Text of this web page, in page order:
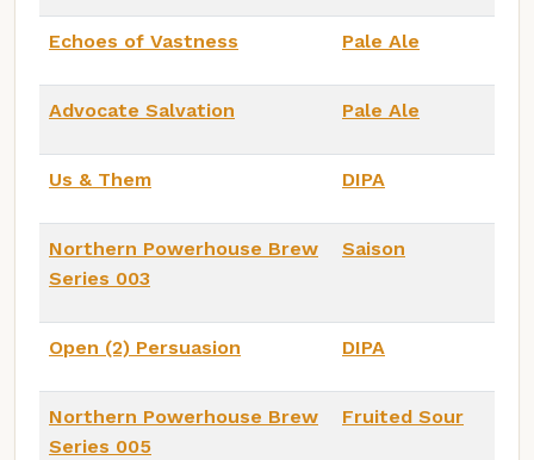
Echoes of Vastness Pale Ale
Advocate Salvation Pale Ale
Us & Them DIPA
Northern Powerhouse Brew
Series 003
Saison
Open (2) Persuasion DIPA
Northern Powerhouse Brew
Series 005
Fruited Sour